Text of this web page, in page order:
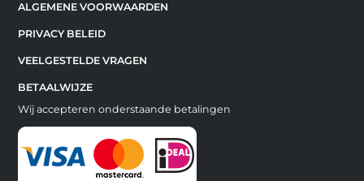
ALGEMENE VOORWAARDEN
PRIVACY BELEID
VEELGESTELDE VRAGEN
BETAALWIJZE
Wij accepteren onderstaande betalingen